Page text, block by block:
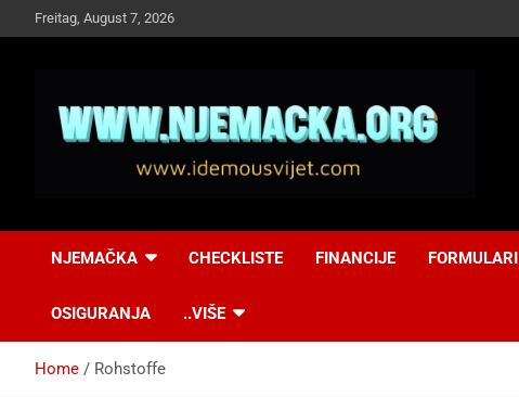
to
Freitag, August 7, 2026
Idemo u Svijet-
NJEMAČKA CHECKLISTE FINANCIJE FORMULARI
OSIGURANJA ..VIŠE
Home Rohstoffe